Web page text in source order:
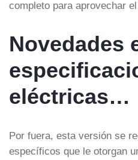
completo para aprovechar
Novedades
eléctricas…
Por fuera, esta versión se
específicos que le otorgan